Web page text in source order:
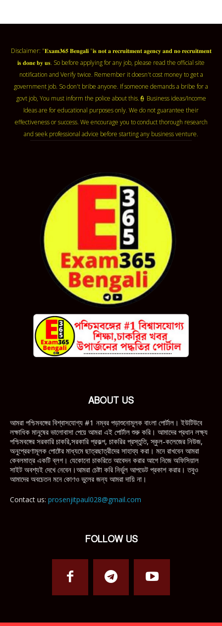
Disclaimer: "𝐄𝐱𝐚𝐦𝟑𝟔𝟓 𝐁𝐞𝐧𝐠𝐚𝐥𝐢 "𝐢𝐬 𝐧𝐨𝐭 𝐚 𝐫𝐞𝐜𝐫𝐮𝐢𝐭𝐦𝐞𝐧𝐭 𝐚𝐠𝐞𝐧𝐜𝐲 𝐚𝐧𝐝 𝐧𝐨 𝐫𝐞𝐜𝐫𝐮𝐢𝐭𝐦𝐞𝐧𝐭
𝐢𝐬 𝐝𝐨𝐧𝐞 𝐛𝐲 𝐮𝐬. So before applying for any job, please read the official site
notification and Verify twice. Remember it doesn't cost money to get a
government job. So don't bribe anyone. If someone demands a bribe for a
govt job, You must inform the police about this.👮 Business ideas/Income
Ideas are for educational purposes only. We do not guarantee their
effectiveness or success. We encourage you to conduct thorough research
and seek professional advice before starting any business venture.
ABOUT US
আমরা পশ্চিমবঙ্গের বিশ্বাসযোগ্য #1 নম্বর পড়াশুনোমূলক বাংলা পোর্টাল। ইউটিউবে
লক্ষাধিক মানুষের ভালোবাসা পেয়ে আমরা এই পোর্টাল শুরু করি। আমাদের প্রধান লক্ষ্য
পশ্চিমবঙ্গের সরকারি চাকরি,সরকারি প্রকল্প, চাকরির প্রস্তুতি, স্কুল-কলেজের নিউজ,
অনুপ্রেরণামূলক পোষ্টের মাধ্যমে ছাত্রছাত্রীদের সাহায্য করা। মনে রাখবেন আমরা
কেবলমাত্র একটি ব্লগ। যেকোনো চাকরিতে আবেদন করার আগে নিজে অফিসিয়াল
সাইট অবশ্যই দেখে নেবেন।আমরা চেষ্টা করি নির্ভুল আপডেট প্রকাশ করার। তবুও
আমাদের অবচেতন মনে কোণও ভুলের জন্য আমরা দায়ি না।
Contact us: prosenjitpaul028@gmail.com
FOLLOW US